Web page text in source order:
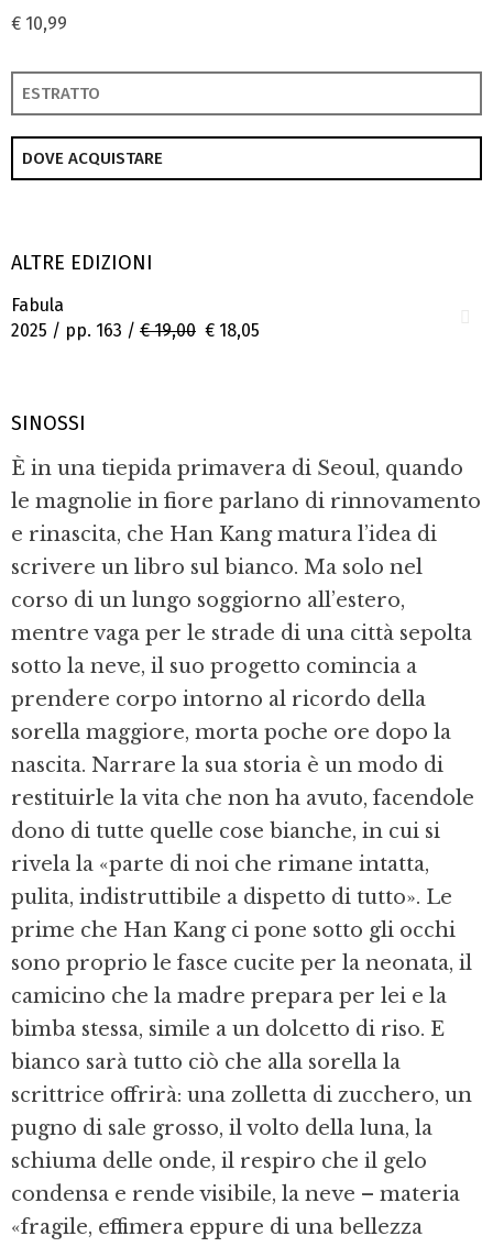
€ 10,99
ESTRATTO
DOVE ACQUISTARE
ALTRE EDIZIONI
Fabula
2025 / pp. 163 / € 19,00 € 18,05
SINOSSI
È in una tiepida primavera di Seoul, quando
le magnolie in fiore parlano di rinnovamento
e rinascita, che Han Kang matura l’idea di
scrivere un libro sul bianco. Ma solo nel
corso di un lungo soggiorno all’estero,
mentre vaga per le strade di una città sepolta
sotto la neve, il suo progetto comincia a
prendere corpo intorno al ricordo della
sorella maggiore, morta poche ore dopo la
nascita. Narrare la sua storia è un modo di
restituirle la vita che non ha avuto, facendole
dono di tutte quelle cose bianche, in cui si
rivela la «parte di noi che rimane intatta,
pulita, indistruttibile a dispetto di tutto». Le
prime che Han Kang ci pone sotto gli occhi
sono proprio le fasce cucite per la neonata, il
camicino che la madre prepara per lei e la
bimba stessa, simile a un dolcetto di riso. E
bianco sarà tutto ciò che alla sorella la
scrittrice offrirà: una zolletta di zucchero, un
pugno di sale grosso, il volto della luna, la
schiuma delle onde, il respiro che il gelo
condensa e rende visibile, la neve – materia
«fragile, effimera eppure di una bellezza